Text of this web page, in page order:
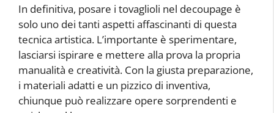
In definitiva, posare i tovaglioli nel decoupage è
solo uno dei tanti aspetti affascinanti di questa
tecnica artistica. L’importante è sperimentare,
lasciarsi ispirare e mettere alla prova la propria
manualità e creatività. Con la giusta preparazione,
i materiali adatti e un pizzico di inventiva,
chiunque può realizzare opere sorprendenti e